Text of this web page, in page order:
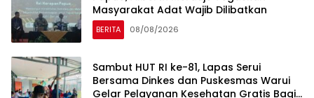
Masyarakat Adat Wajib Dilibatkan
BERITA 08/08/2026
Sambut HUT RI ke-81, Lapas Serui
Bersama Dinkes dan Puskesmas Warui
Gelar Pelayanan Kesehatan Gratis Bagi